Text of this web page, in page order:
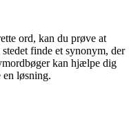
ord, kan du prøve at
finde et synonym, der
kan hjælpe dig
løsning.